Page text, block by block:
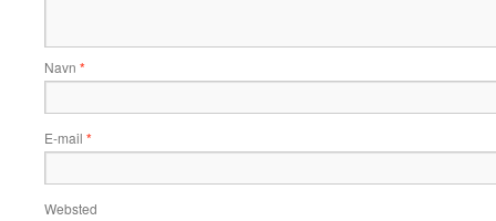
Navn *
E-mail *
Websted